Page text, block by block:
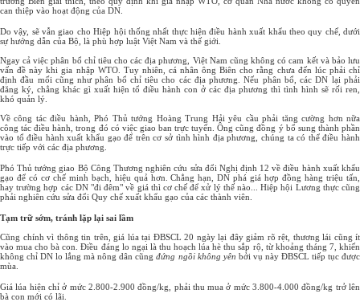
can thiệp vào hoạt động của DN.
Do vậy, sẽ vẫn giao cho Hiệp hội thống nhất thực hiện điều hành xuất khẩu theo quy chế, dưới
sự hướng dẫn của Bộ, là phù hợp luật Việt Nam và thế giới.
Ngay cả việc phân bổ chỉ tiêu cho các địa phương, Việt Nam cũng không có cam kết và bảo lưu
vấn đề này khi gia nhập WTO. Tuy nhiên, cá nhân ông Biên cho rằng chưa đến lúc phải chỉ
định đầu mối cũng như phân bổ chỉ tiêu cho các địa phương. Nếu phân bổ, các DN lại phải
đăng ký, chẳng khác gì xuất hiện tổ điều hành con ở các địa phương thì tình hình sẽ rối ren,
khó quản lý.
Về công tác điều hành, Phó Thủ tướng Hoàng Trung Hải yêu cầu phải tăng cường hơn nữa
công tác điều hành, trong đó có việc giao ban trực tuyến. Ông cũng đồng ý bổ sung thành phần
vào tổ điều hành xuất khẩu gạo để trên cơ sở tình hình địa phương, chúng ta có thể điều hành
trực tiếp với các địa phương.
Phó Thủ tướng giao Bộ Công Thương nghiên cứu sửa đổi Nghị định 12 về điều hành xuất khẩu
gạo để có cơ chế minh bạch, hiệu quả hơn. Chẳng hạn, DN phá giá hợp đồng hàng triệu tấn,
hay trường hợp các DN "đi đêm" về giá thì cơ chế để xử lý thế nào... Hiệp hội Lương thực cũng
phải nghiên cứu sửa đổi Quy chế xuất khẩu gạo của các thành viên.
Tạm trữ sớm, tránh lặp lại sai lầm
Cũng chính vì thông tin trên, giá lúa tại ĐBSCL 20 ngày lại đây giảm rõ rệt, thương lái cũng ít
vào mua cho bà con. Điều đáng lo ngại là thu hoạch lúa hè thu sắp rộ, từ khoảng tháng 7, khiến
không chỉ DN lo lắng mà nông dân cũngđứng ngồi không yên bởi vụ này ĐBSCL tiếp tục được
mùa.
Giá lúa hiện chỉ ở mức 2.800-2.900 đồng/kg, phải thu mua ở mức 3.800-4.000 đồng/kg trở lên
bà con mới có lãi.